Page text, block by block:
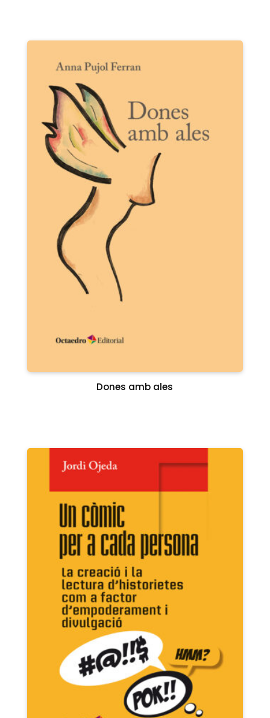
Dones amb ales